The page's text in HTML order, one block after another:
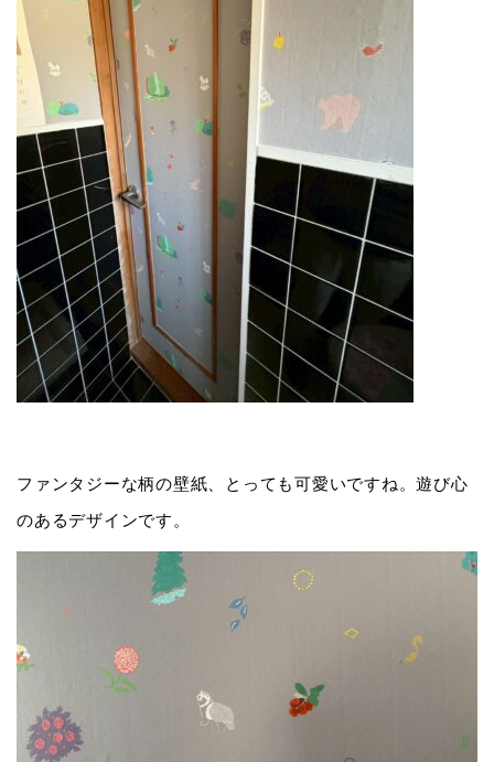
ファンタジーな柄の壁紙、とっても可愛いですね。遊び心
のあるデザインです。